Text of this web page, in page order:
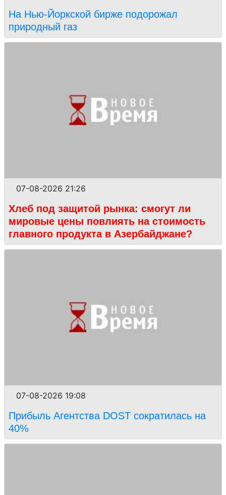
На Нью-Йоркской бирже подорожал
природный газ
07-08-2026 21:26
Хлеб под защитой рынка: смогут ли
мировые цены повлиять на стоимость
главного продукта в Азербайджане?
07-08-2026 19:08
Прибыль Агентства DOST сократилась на
40%